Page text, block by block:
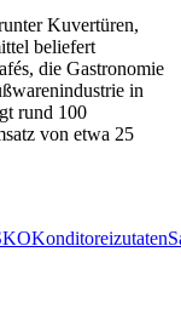
Kuvertüren,
beliefert
die Gastronomie
in
rund 100
von etwa 25
Konditoreizutaten